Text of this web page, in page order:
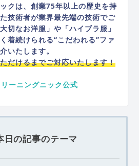
クは、創業75年以上の歴史を持
技術者が業界最先端の技術でご
切なお洋服」や「ハイブラ服」
着続けられる“こだわれる”ファ
いたします。
だけるまでご対応いたします！
ーニングニック公式
日の記事のテーマ